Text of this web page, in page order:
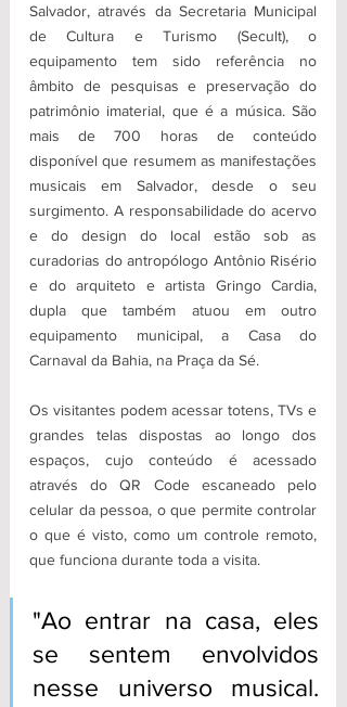
Salvador, através da Secretaria Municipal
de Cultura e Turismo (Secult), o
equipamento tem sido referência no
âmbito de pesquisas e preservação do
patrimônio imaterial, que é a música. São
mais de 700 horas de conteúdo
disponível que resumem as manifestações
musicais em Salvador, desde o seu
surgimento. A responsabilidade do acervo
e do design do local estão sob as
curadorias do antropólogo Antônio Risério
e do arquiteto e artista Gringo Cardia,
dupla que também atuou em outro
equipamento municipal, a Casa do
Carnaval da Bahia, na Praça da Sé.
Os visitantes podem acessar totens, TVs e
grandes telas dispostas ao longo dos
espaços, cujo conteúdo é acessado
através do QR Code escaneado pelo
celular da pessoa, o que permite controlar
o que é visto, como um controle remoto,
que funciona durante toda a visita.
"Ao entrar na casa, eles
se sentem envolvidos
nesse universo musical.